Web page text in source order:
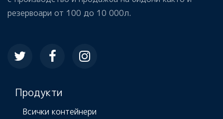
резервоари от 100 до 10 000л.
Продукти
Всички контейнери